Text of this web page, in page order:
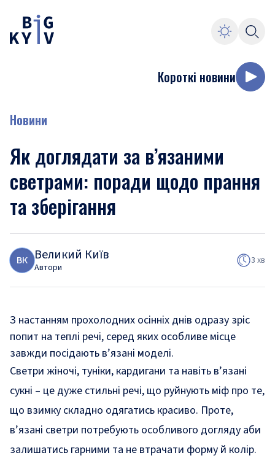
Короткі новини
Новини
Як доглядати за в’язаними
светрами: поради щодо прання
та зберігання
ВК Великий Київ
Автори
3 хв
З настанням прохолодних осінніх днів одразу зріс
попит на теплі речі, серед яких особливе місце
завжди посідають в’язані моделі.
Светри жіночі, туніки, кардигани та навіть в’язані
сукні – це дуже стильні речі, що руйнують міф про те,
що взимку складно одягатись красиво. Проте,
в’язані светри потребують особливого догляду аби
залишатись гарними та не втрачати форму й колір.